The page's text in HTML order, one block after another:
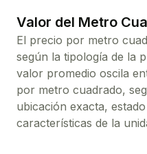
Valor del Metro
El precio por metro
según la tipología de la
valor promedio oscila
por metro cuadrado,
ubicación exacta,
características de la